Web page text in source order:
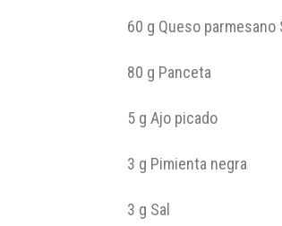
60 g Queso parmesano
80 g Panceta
5 g Ajo picado
3 g Pimienta negra
3 g Sal